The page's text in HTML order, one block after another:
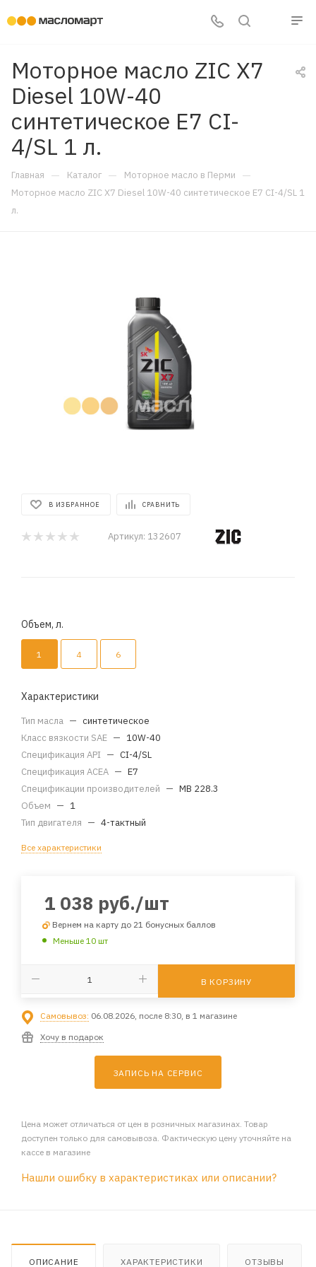
Моторное масло ZIC X7
Diesel 10W-40
синтетическое E7 CI-
4/SL 1 л.
Главная — Каталог — Моторное масло в Перми —
Моторное масло ZIC X7 Diesel 10W-40 синтетическое E7 CI-4/SL 1
л.
В ИЗБРАННОЕ СРАВНИТЬ
Артикул: 132607
Объем, л.
1 4 6
Характеристики
Тип масла — синтетическое
Класс вязкости SAE — 10W-40
Спецификация API — CI-4/SL
Спецификация ACEA — E7
Спецификации производителей — MB 228.3
Объем — 1
Тип двигателя — 4-тактный
Все характеристики
1 038 руб./шт
Вернем на карту до 21 бонусных баллов
Меньше 10 шт
В КОРЗИНУ
Самовывоз: 06.08.2026, после 8:30, в 1 магазине
Хочу в подарок
ЗАПИСЬ НА СЕРВИС
Цена может отличаться от цен в розничных магазинах. Товар
доступен только для самовывоза. Фактическую цену уточняйте на
кассе в магазине
Нашли ошибку в характеристиках или описании?
ОПИСАНИЕ ХАРАКТЕРИСТИКИ ОТЗЫВЫ